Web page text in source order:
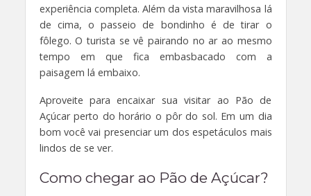
experiência completa. Além da vista maravilhosa lá
de cima, o passeio de bondinho é de tirar o
fôlego. O turista se vê pairando no ar ao mesmo
tempo em que fica embasbacado com a
paisagem lá embaixo.
Aproveite para encaixar sua visitar ao Pão de
Açúcar perto do horário o pôr do sol. Em um dia
bom você vai presenciar um dos espetáculos mais
lindos de se ver.
Como chegar ao Pão de Açúcar?